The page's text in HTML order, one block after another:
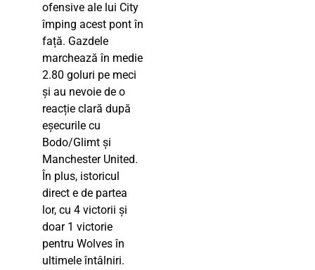
ofensive ale lui City
împing acest pont în
față. Gazdele
marchează în medie
2.80 goluri pe meci
și au nevoie de o
reacție clară după
eșecurile cu
Bodo/Glimt și
Manchester United.
În plus, istoricul
direct e de partea
lor, cu 4 victorii și
doar 1 victorie
pentru Wolves în
ultimele întâlniri.